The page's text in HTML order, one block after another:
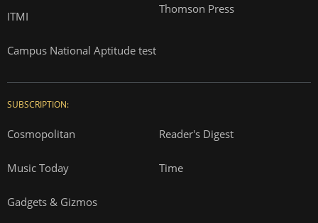
ITMI
Campus National Aptitude test
Thomson Press
SUBSCRIPTION:
Cosmopolitan Reader's Digest
Music Today Time
Gadgets & Gizmos